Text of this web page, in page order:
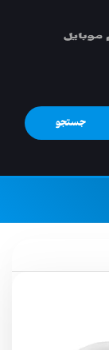
جستجو